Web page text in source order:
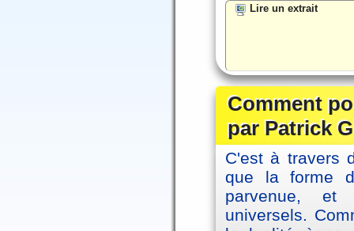
Lire un extrait
Comment
par Patrick
C'est à travers
que la forme
parvenue, et
universels.